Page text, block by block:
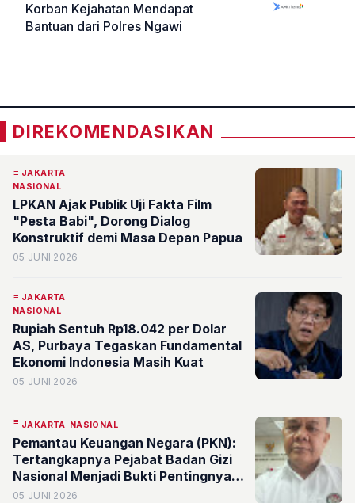
Korban Kejahatan Mendapat
Bantuan dari Polres Ngawi
DIREKOMENDASIKAN
JAKARTA
NASIONAL
LPKAN Ajak Publik Uji Fakta Film
"Pesta Babi", Dorong Dialog
Konstruktif demi Masa Depan Papua
05 JUNI 2026
JAKARTA
NASIONAL
Rupiah Sentuh Rp18.042 per Dolar
AS, Purbaya Tegaskan Fundamental
Ekonomi Indonesia Masih Kuat
05 JUNI 2026
JAKARTA NASIONAL
Pemantau Keuangan Negara (PKN):
Tertangkapnya Pejabat Badan Gizi
Nasional Menjadi Bukti Pentingnya
Pengawasan Masyarakat dan
05 JUNI 2026